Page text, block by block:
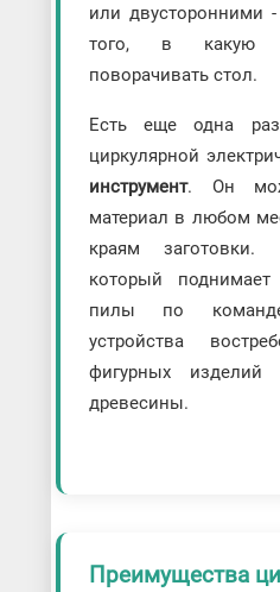
или двусторонними
того, в какую
поворачивать стол.
Есть еще одна
циркулярной
инструмент. Он
материал в любом
краям заготовки.
который
пилы по
устройства
фигурных
древесины.
Преимущества